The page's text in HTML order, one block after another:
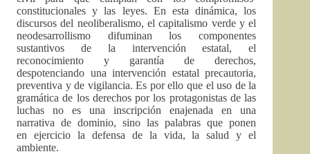
constitucionales y las leyes. En esta dinámica, los
discursos del neoliberalismo, el capitalismo verde y el
neodesarrollismo difuminan los componentes
sustantivos de la intervención estatal, el
reconocimiento y garantía de derechos,
despotenciando una intervención estatal precautoria,
preventiva y de vigilancia. Es por ello que el uso de la
gramática de los derechos por los protagonistas de las
luchas no es una inscripción enajenada en una
narrativa de dominio, sino las palabras que ponen
en ejercicio la defensa de la vida, la salud y el
ambiente.